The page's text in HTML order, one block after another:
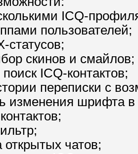
ICQ-
пользователей;
статусов;
скинов и смайлов;
ICQ-контактов;
переписки с
изменения шрифта в
открытых чатов;